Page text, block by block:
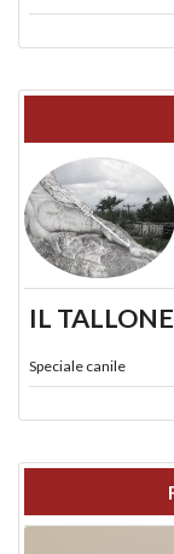
IL
Speciale canile